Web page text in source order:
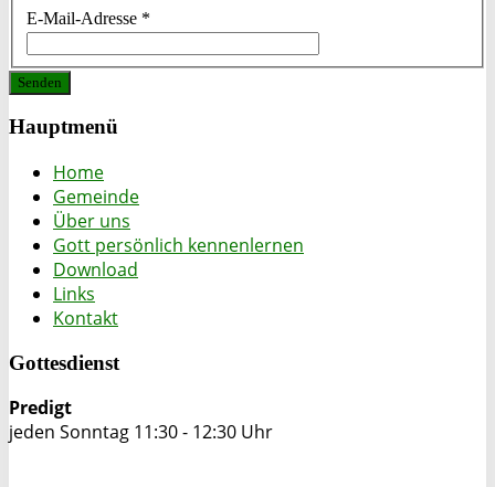
E-Mail-Adresse *
Senden
Hauptmenü
Home
Gemeinde
Über uns
Gott persönlich kennenlernen
Download
Links
Kontakt
Gottesdienst
Predigt
jeden Sonntag 11:30 - 12:30 Uhr